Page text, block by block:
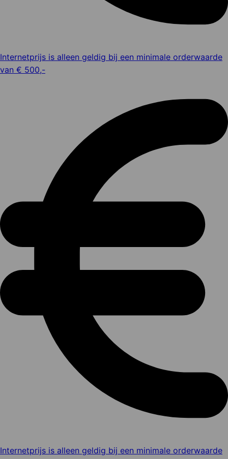
Internetprijs is alleen geldig bij een minimale orderwaarde
van € 500,-
Internetprijs is alleen geldig bij een minimale orderwaarde